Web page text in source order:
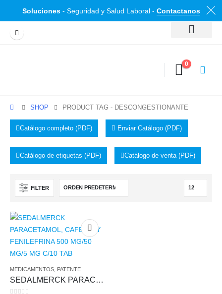
Soluciones- Seguridad y Salud Laboral - Contactanos
0
SHOP PRODUCT TAG - DESCONGESTIONANTE
Catálogo completo (PDF) Enviar Catálogo (PDF)
Catálogo de etiquetas (PDF) Catálogo de venta (PDF)
FILTER
MEDICAMENTOS PATENTE
SEDALMERCK PARACETAMOL, CAFEINA Y FENILEFRINA 500 MG/50 MG/5 MG C/10 TAB